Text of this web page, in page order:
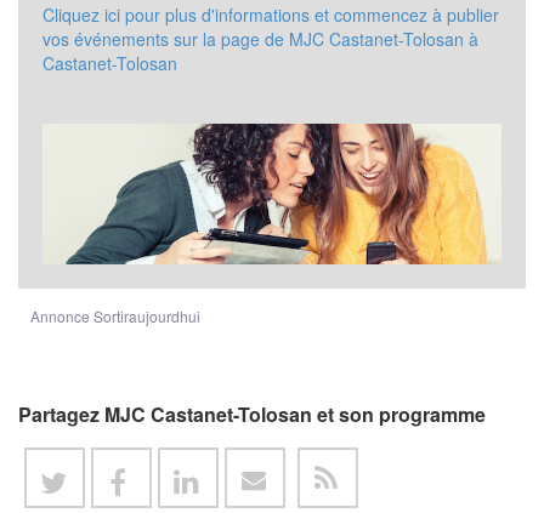
Cliquez ici pour plus d'informations et commencez à publier
vos événements sur la page de MJC Castanet-Tolosan à
Castanet-Tolosan
Annonce Sortiraujourdhui
Partagez MJC Castanet-Tolosan et son programme